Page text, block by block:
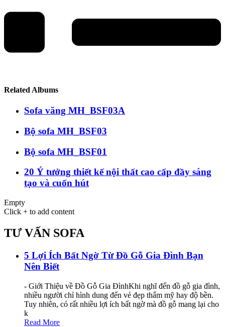
Related Albums
Sofa văng MH_BSF03A
Bộ sofa MH_BSF03
Bộ sofa MH_BSF01
20 Ý tưởng thiết kế nội thất cao cấp đầy sáng
tạo và cuốn hút
Empty
Click + to add content
TƯ VẤN SOFA
5 Lợi Ích Bất Ngờ Từ Đồ Gỗ Gia Đình Bạn
Nên Biết
- Giới Thiệu về Đồ Gỗ Gia ĐìnhKhi nghĩ đến đồ gỗ gia đình,
nhiều người chỉ hình dung đến vẻ đẹp thẩm mỹ hay độ bền.
Tuy nhiên, có rất nhiều lợi ích bất ngờ mà đồ gỗ mang lại cho
k
Read More